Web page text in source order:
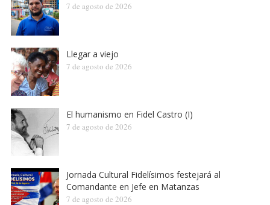
7 de agosto de 2026
Llegar a viejo
7 de agosto de 2026
El humanismo en Fidel Castro (I)
7 de agosto de 2026
Jornada Cultural Fidelísimos festejará al
Comandante en Jefe en Matanzas
7 de agosto de 2026